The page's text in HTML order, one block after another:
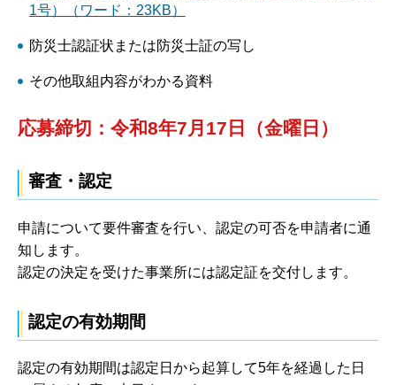
1号）（ワード：23KB）
防災士認証状または防災士証の写し
その他取組内容がわかる資料
応募締切：令和8年7月17日（金曜日）
審査・認定
申請について要件審査を行い、認定の可否を申請者に通
知します。
認定の決定を受けた事業所には認定証を交付します。
認定の有効期間
認定の有効期間は認定日から起算して5年を経過した日